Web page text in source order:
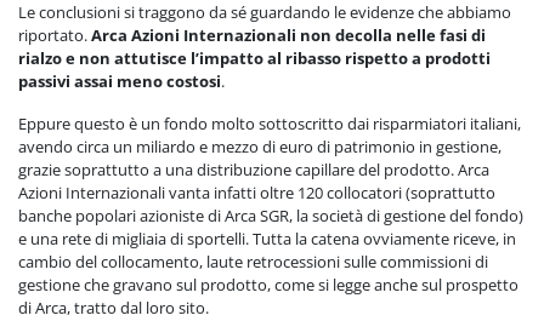
Le conclusioni si traggono da sé guardando le evidenze che abbiamo
riportato.Arca Azioni Internazionali non decolla nelle fasi di
rialzo e non attutisce l’impatto al ribasso rispetto a prodotti
passivi assai meno costosi.
Eppure questo è un fondo molto sottoscritto dai risparmiatori italiani,
avendo circa un miliardo e mezzo di euro di patrimonio in gestione,
grazie soprattutto a una distribuzione capillare del prodotto. Arca
Azioni Internazionali vanta infatti oltre 120 collocatori (soprattutto
banche popolari azioniste di Arca SGR, la società di gestione del fondo)
e una rete di migliaia di sportelli. Tutta la catena ovviamente riceve, in
cambio del collocamento, laute retrocessioni sulle commissioni di
gestione che gravano sul prodotto, come si legge anche sul prospetto
di Arca, tratto dal loro sito.